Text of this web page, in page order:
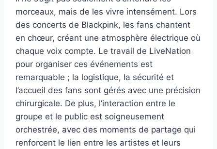
morceaux, mais de les vivre intensément. Lors
des concerts de Blackpink, les fans chantent
en chœur, créant une atmosphère électrique où
chaque voix compte. Le travail de LiveNation
pour organiser ces événements est
remarquable ; la logistique, la sécurité et
l’accueil des fans sont gérés avec une précision
chirurgicale. De plus, l’interaction entre le
groupe et le public est soigneusement
orchestrée, avec des moments de partage qui
renforcent le lien entre les artistes et leurs